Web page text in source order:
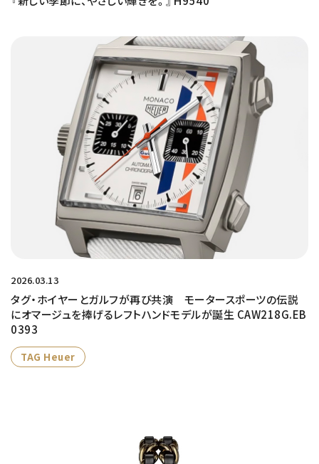
2026.03.13
タグ・ホイヤーとガルフが再び共演 モータースポーツの伝説
にオマージュを捧げるレフトハンドモデルが誕生 CAW218G.EB
0393
TAG Heuer